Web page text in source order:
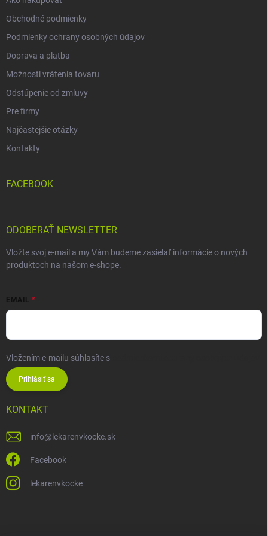
Obchodné podmienky
Podmienky ochrany osobných údajov
Doprava a platba
Možnosti vrátenia tovaru
Odstúpenie od zmluvy
Pre firmy
Najčastejšie otázky
Kontakty
FACEBOOK
ODOBERAŤ NEWSLETTER
Vložte svoj e-mail a my Vám budeme zasielať informácie o nových
produktoch na našom e-shope.
EMAIL
Vložením e-mailu súhlasíte s
Prihlásiť sa
KONTAKT
info@ lekarenvkocke.sk
Facebook
lekarenvkocke